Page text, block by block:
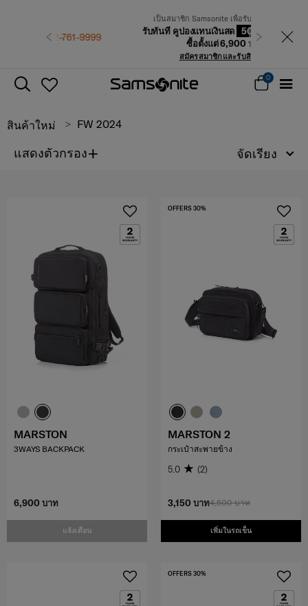
เป็นสมาชิก Samsonite เพื่อรับสิทธิพิเศษที่เหนือกว่า
รับทันที คูปองแทนเงินสด 500 บาท สำหรับคำสั่ง
ซื้อตั้งแต่ 6,900 บาทขึ้นไป
สมัครสมาชิกและรับสิทธิพิเศษเลย!
ก่อนหน้า ถัดไป
0
สินค้าใหม่ FW 2024
แสดงตัวกรอง+ จัดเรียง
6,900 บาท
แจ้งเตือน
MARSTON
3WAYS BACKPACK
4,500 บาท
3,150 บาท
เพิ่มในรถเข็น
OFFERS 30%
MARSTON 2
กระเป๋าสะพายข้าง
5.0 (2)
OFFERS 30%